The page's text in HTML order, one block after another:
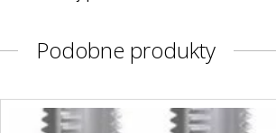
Podobne produkty